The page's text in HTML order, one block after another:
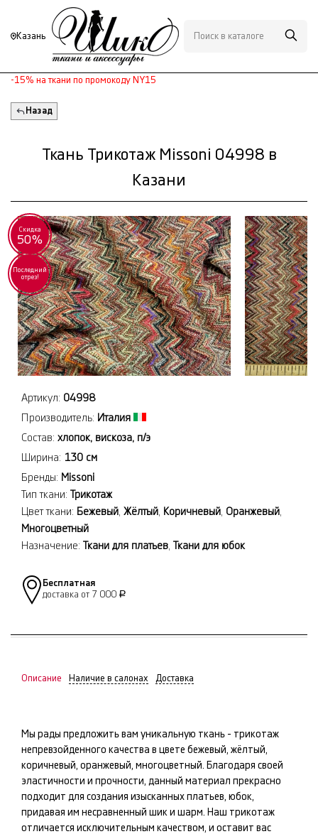
Казань
-15% на ткани по промокоду NY15
Назад
Ткань Трикотаж Missoni 04998 в
Казани
Скидка
50%
Последний
отрез!
Артикул: 04998
Производитель: Италия
Состав: хлопок, вискоза, п/э
Ширина: 130 см
Бренды: Missoni
Тип ткани: Трикотаж
Цвет ткани: Бежевый Жёлтый Коричневый Оранжевый
Многоцветный
Назначение: Ткани для платьев Ткани для юбок
Бесплатная
доставка от 7 000 Р
Описание Наличие в салонах Доставка
Мы рады предложить вам уникальную ткань - трикотаж
непревзойденного качества в цвете бежевый, жёлтый,
коричневый, оранжевый, многоцветный. Благодаря своей
эластичности и прочности, данный материал прекрасно
подходит для создания изысканных платьев, юбок,
придавая им несравненный шик и шарм. Наш трикотаж
отличается исключительным качеством, и оставит вас